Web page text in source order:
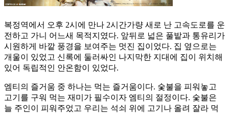
복정역에서 오후 2시에 만나 2시간가량 새로 난 고속도로를 운
전하고 가니 어느새 목적지였다. 앞뒤로 넓은 풀밭과 통유리가
시원하게 바깥 풍경을 보여주는 멋진 집이었다. 집 옆으로는
개울이 있었고 신록에 둘러싸인 나지막한 지대에 집이 위치해
있어 독립적인 안온함이 있었다.
엠티의 즐거움 중 하나는 먹는 즐거움이다. 숯불을 피워놓고
고기를 구워 먹는 재미가 필수이자 엠티의 절정이다. 숯불은
늘 주인이 피워주었고 우리는 석쇠 위에 고기나 올려 잘라 먹